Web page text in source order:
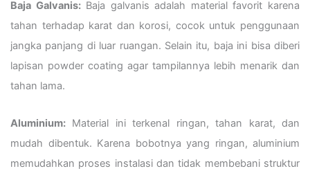
Baja Galvanis:Baja galvanis adalah material favorit karena
tahan terhadap karat dan korosi, cocok untuk penggunaan
jangka panjang di luar ruangan. Selain itu, baja ini bisa diberi
lapisan powder coating agar tampilannya lebih menarik dan
tahan lama.
Aluminium: Material ini terkenal ringan, tahan karat, dan
mudah dibentuk. Karena bobotnya yang ringan, aluminium
memudahkan proses instalasi dan tidak membebani struktur